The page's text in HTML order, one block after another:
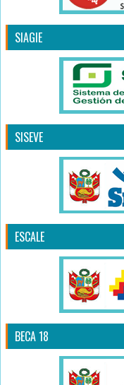
SIAGIE
SISEVE
ESCALE
BECA 18